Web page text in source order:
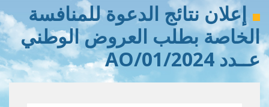
إعلان نتائج الدعوة للمنافسة
الخاصة بطلب العروض الوطني
عــدد 2024/AO/01